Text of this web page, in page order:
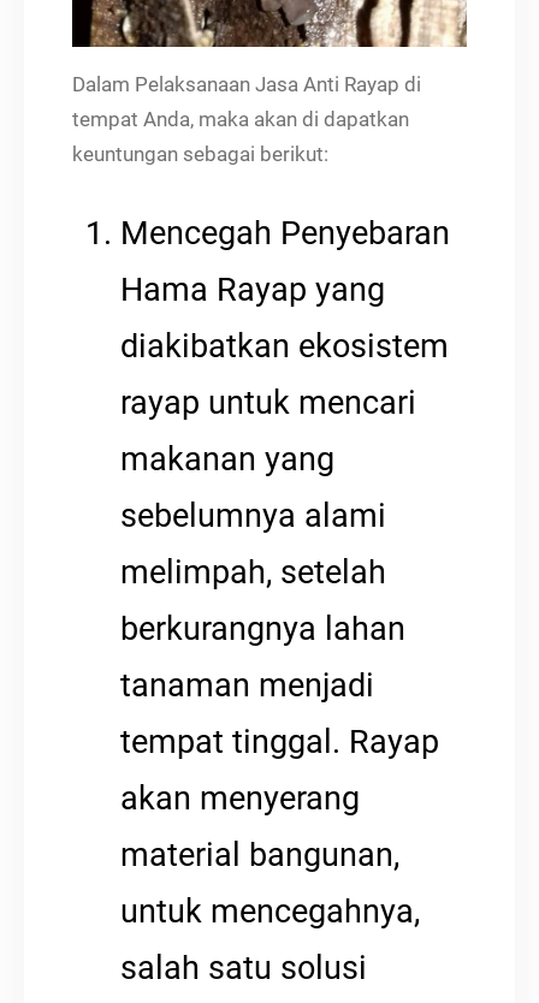
Dalam Pelaksanaan Jasa Anti Rayap di
tempat Anda, maka akan di dapatkan
keuntungan sebagai berikut:
Mencegah Penyebaran
Hama Rayap yang
diakibatkan ekosistem
rayap untuk mencari
makanan yang
sebelumnya alami
melimpah, setelah
berkurangnya lahan
tanaman menjadi
tempat tinggal. Rayap
akan menyerang
material bangunan,
untuk mencegahnya,
salah satu solusi